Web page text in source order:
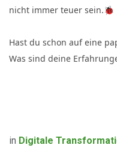
nicht immer teuer sein.🐞
Hast du schon auf eine
Was sind deine
in Digitale